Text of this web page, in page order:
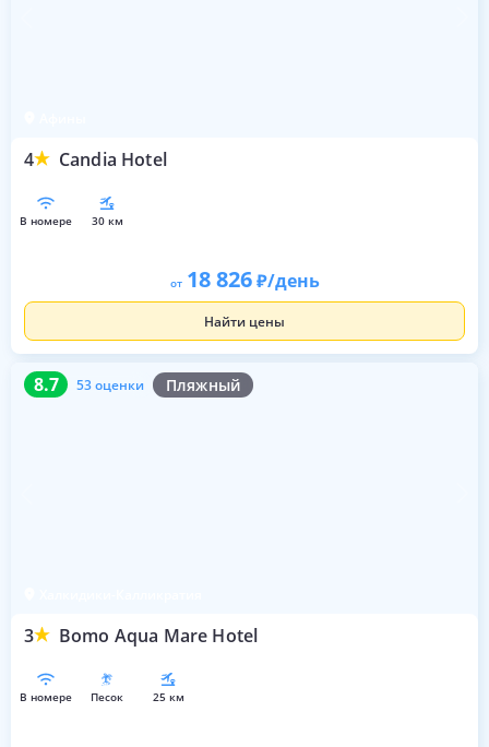
4 Candia Hotel
в номере 30 км
от 18 826 /день
Найти цены
8.7 53 оценки Пляжный
3 Bomo Aqua Mare Hotel
8.7 53 оценки
в номере песок 25 км